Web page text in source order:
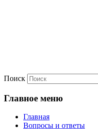
Поиск
Главное меню
Главная
Вопросы и ответы